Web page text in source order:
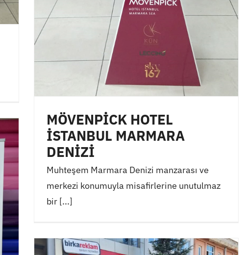
MÖVENPİCK HOTEL
İSTANBUL MARMARA
DENİZİ
Muhteşem Marmara Denizi manzarası ve
merkezi konumuyla misafirlerine unutulmaz
bir [...]